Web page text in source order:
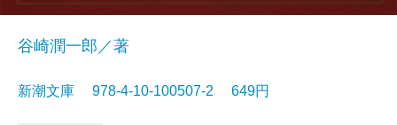
谷崎潤一郎／著
新潮文庫 978-4-10-100507-2 649円